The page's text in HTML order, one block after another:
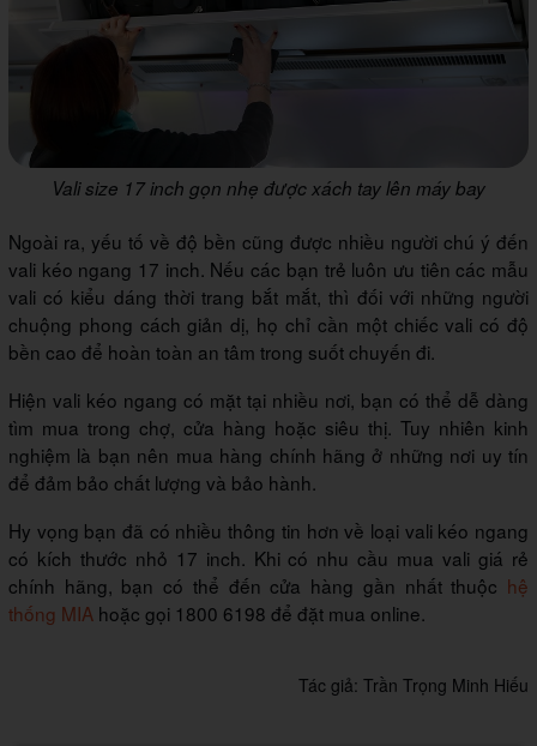
Vali size 17 inch gọn nhẹ được xách tay lên máy bay
Ngoài ra, yếu tố về độ bền cũng được nhiều người chú ý đến
vali kéo ngang 17 inch. Nếu các bạn trẻ luôn ưu tiên các mẫu
vali có kiểu dáng thời trang bắt mắt, thì đối với những người
chuộng phong cách giản dị, họ chỉ cần một chiếc vali có độ
bền cao để hoàn toàn an tâm trong suốt chuyến đi.
Hiện vali kéo ngang có mặt tại nhiều nơi, bạn có thể dễ dàng
tìm mua trong chợ, cửa hàng hoặc siêu thị. Tuy nhiên kinh
nghiệm là bạn nên mua hàng chính hãng ở những nơi uy tín
để đảm bảo chất lượng và bảo hành.
Hy vọng bạn đã có nhiều thông tin hơn về loại vali kéo ngang
có kích thước nhỏ 17 inch. Khi có nhu cầu mua vali giá rẻ
chính hãng, bạn có thể đến cửa hàng gần nhất thuộc hệ
thống MIA hoặc gọi 1800 6198 để đặt mua online.
Tác giả: Trần Trọng Minh Hiếu